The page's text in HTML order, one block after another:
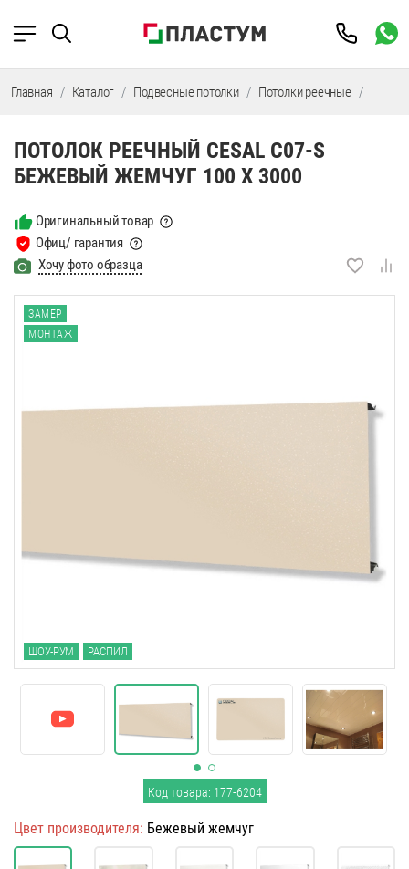
Главная Каталог Подвесные потолки Потолки реечные
ПОТОЛОК РЕЕЧНЫЙ CESAL C07-S
БЕЖЕВЫЙ ЖЕМЧУГ 100 Х 3000
Оригинальный товар
Офиц/ гарантия
Хочу фото образца
ЗАМЕР
МОНТАЖ
ШОУ-РУМ РАСПИЛ
Код товара: 177-6204
Цвет производителя: Бежевый жемчуг